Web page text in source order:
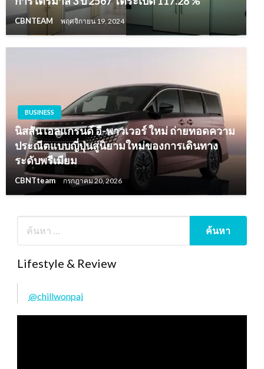
CBNTEAM พฤศจิกายน 19, 2024
BUSINESS
นิสสัน เอลแกรนด์ อี-พาวเวอร์ ใหม่ ถ่ายทอดความ
ประณีตแบบญี่ปุ่นสู่นิยามใหม่ของการเดินทาง
ระดับพรีเมียม
CBNTteam กรกฎาคม 20, 2026
Lifestyle & Review
@chillwonpai